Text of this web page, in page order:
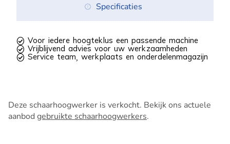
 Voor iedere hoogteklus een passende machine
 Vrijblijvend advies voor uw werkzaamheden
 Service team, werkplaats en onderdelenmagazijn
Specificaties
Deze schaarhoogwerker is verkocht. Bekijk ons actuele
aanbod gebruikte schaarhoogwerkers.